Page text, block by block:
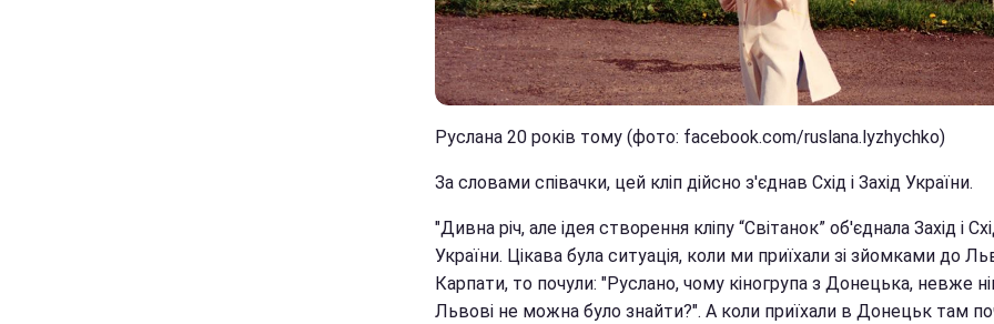
Руслана 20 років тому (фото: facebook.com/ruslana.lyzhychko)
За словами співачки, цей кліп дійсно з'єднав Схід і Захід України.
"Дивна річ, але ідея створення кліпу “Світанок” об'єднала Захід і
України. Цікава була ситуація, коли ми приїхали зі зйомками до
Карпати, то почули: "Руслано, чому кіногрупа з Донецька, невже
Львові не можна було знайти?". А коли приїхали в Донецьк там